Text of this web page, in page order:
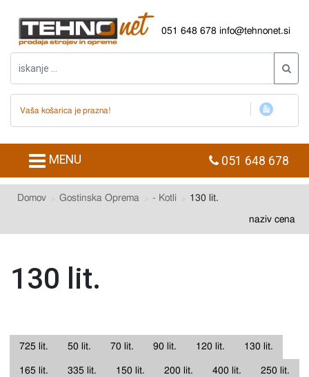
051 648 678 info@tehnonet.si
Vaša košarica je prazna!
MENU 051 648 678
Domov Gostinska Oprema - Kotli 130 lit.
naziv cena
130 lit.
725 lit. 50 lit. 70 lit. 90 lit. 120 lit. 130 lit.
165 lit. 335 lit. 150 lit. 200 lit. 400 lit. 250 lit.